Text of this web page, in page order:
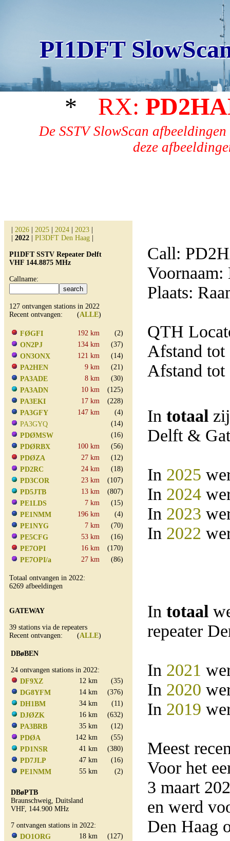
PI1DFT
* RX:
De SSTV SlowScan
deze
2026 2025 2024 2023
2022 PI3DFT Den Haag
PI1DFT SSTV Repeater Delft
VHF 144.8875 MHz
Callname:
127 ontvangen stations in 2022
Recent ontvangen: (ALLE)
FØGFI 192 km
(2)
ON2PJ
134 km
(37)
ON3ONX
121 km
(14)
PA2HEN
9 km
(21)
PA3ADE
8 km
(30)
PA3ADN
10 km
(125)
PA3EKI
17 km
(228)
PA3GFY
147 km
(4)
PA3GYQ
(14)
PDØMSW
(16)
PDØRBX
100 km
(56)
PDØZA
27 km
(12)
PD2RC
24 km
(18)
PD3COR
23 km
(107)
PD5JTB
13 km
(807)
PE1LDS
7 km
(15)
PE1NMM
196 km
(4)
PE1NYG
7 km
(70)
PE5CFG
53 km
(16)
PE7OPI
16 km
(170)
PE7OPI/a
27 km (86)
Totaal ontvangen in 2022:
6269 afbeeldingen
GATEWAY
39 stations via de repeaters
Recent ontvangen: (ALLE)
DBøBEN
24 ontvangen stations in 2022:
DF9XZ
12 km
(35)
DG8YFM
14 km
(376)
DH1BM
34 km
(11)
DJØZK
16 km
(632)
PA3BRB
35 km
(12)
PDØA
142 km
(55)
PD1NSR
41 km
(380)
PD7JLP
47 km
(16)
PE1NMM
55 km (2)
DBøPTB
Braunschweig, Duitsland
VHF, 144.900 MHz
7 ontvangen stations in 2022:
DO1ORG
18 km (127)
Call:
Voornaam:
Plaats:
QTH
Afstand tot
Afstand tot
In totaal
Delft &
In 2025
In 2024
In 2023
In 2022
In totaal
repeater
In 2021
In 2020
In 2019
Meest
Voor het
3 maart
en werd
Den Haag